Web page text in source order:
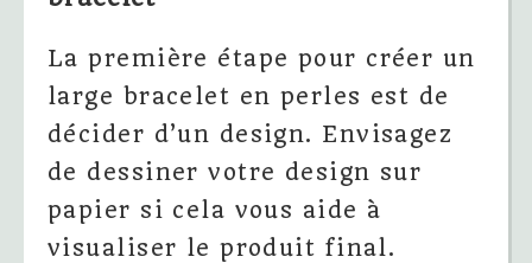
La première étape pour créer un
large bracelet en perles est de
décider d’un design. Envisagez
de dessiner votre design sur
papier si cela vous aide à
visualiser le produit final.